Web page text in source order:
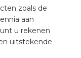
zoals de
aan
u rekenen
uitstekende